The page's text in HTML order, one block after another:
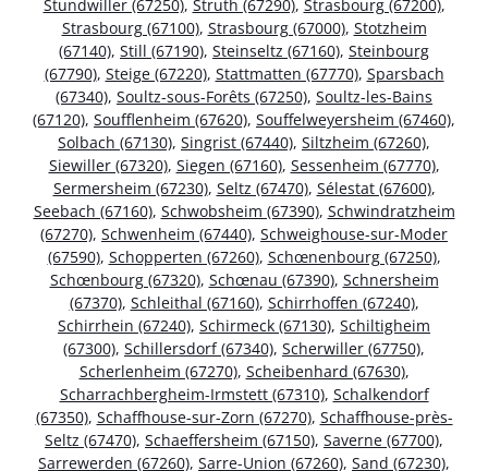
Stundwiller (67250), Struth (67290), Strasbourg (67200),
Strasbourg (67100), Strasbourg (67000), Stotzheim
(67140), Still (67190), Steinseltz (67160), Steinbourg
(67790), Steige (67220), Stattmatten (67770), Sparsbach
(67340), Soultz-sous-Forêts (67250), Soultz-les-Bains
(67120), Soufflenheim (67620), Souffelweyersheim (67460),
Solbach (67130), Singrist (67440), Siltzheim (67260),
Siewiller (67320), Siegen (67160), Sessenheim (67770),
Sermersheim (67230), Seltz (67470), Sélestat (67600),
Seebach (67160), Schwobsheim (67390), Schwindratzheim
(67270), Schwenheim (67440), Schweighouse-sur-Moder
(67590), Schopperten (67260), Schœnenbourg (67250),
Schœnbourg (67320), Schœnau (67390), Schnersheim
(67370), Schleithal (67160), Schirrhoffen (67240),
Schirrhein (67240), Schirmeck (67130), Schiltigheim
(67300), Schillersdorf (67340), Scherwiller (67750),
Scherlenheim (67270), Scheibenhard (67630),
Scharrachbergheim-Irmstett (67310), Schalkendorf
(67350), Schaffhouse-sur-Zorn (67270), Schaffhouse-près-
Seltz (67470), Schaeffersheim (67150), Saverne (67700),
Sarrewerden (67260), Sarre-Union (67260), Sand (67230),